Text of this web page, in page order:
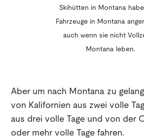
Skihütten in Montana
Fahrzeuge in Montana
auch wenn sie nicht
Montana leben.
Aber um nach Montana zu
von Kalifornien aus zwei volle
aus drei volle Tage und von der
oder mehr volle Tage fahren.